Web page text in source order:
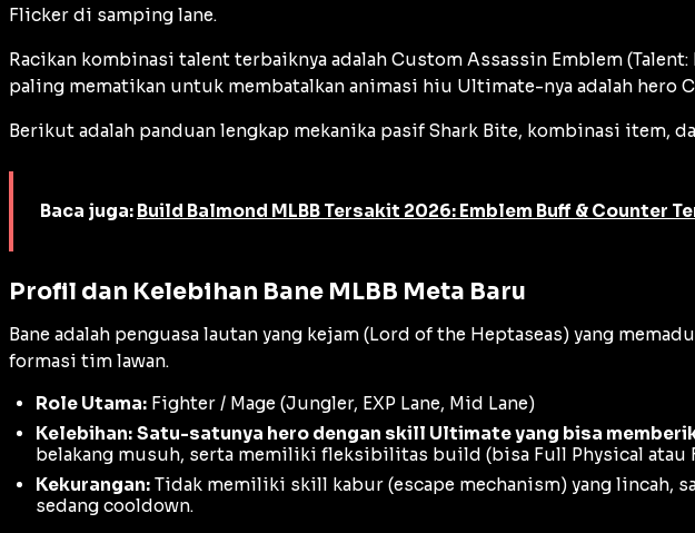
Flicker di samping lane.
Racikan kombinasi talent terbaiknya adalah Custom Assassin Emblem
paling mematikan untuk membatalkan animasi hiu Ultimate-nya adalah hero
Berikut adalah panduan lengkap mekanika pasif Shark Bite, kombinasi item,
Baca juga: Build Balmond MLBB Tersakit 2026: Emblem Buff & Counter
Profil dan Kelebihan Bane MLBB Meta Baru
Bane adalah penguasa lautan yang kejam (Lord of the Heptaseas) yang
formasi tim lawan.
Role Utama: Fighter / Mage (Jungler, EXP Lane, Mid Lane)
Kelebihan: Satu-satunya hero dengan skill Ultimate yang bisa
belakang musuh, serta memiliki fleksibilitas build (bisa Full Physical atau
Kekurangan: Tidak memiliki skill kabur (escape mechanism) yang lincah,
sedang cooldown.